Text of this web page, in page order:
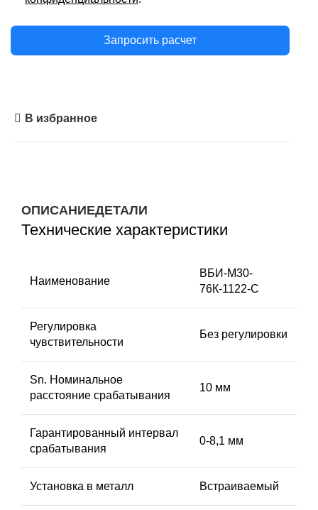
Запросить расчет
В избранное
ОПИСАНИЕДЕТАЛИ
Технические характеристики
Наименование
ВБИ-М30-
76К-1122-С
Регулировка
чувствительности
Без регулировки
Sn. Номинальное
расстояние срабатывания
10 мм
Гарантированный интервал
срабатывания
0-8,1 мм
Установка в металл Встраиваемый